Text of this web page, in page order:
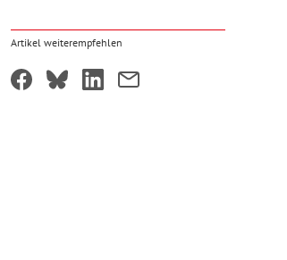
Artikel weiterempfehlen